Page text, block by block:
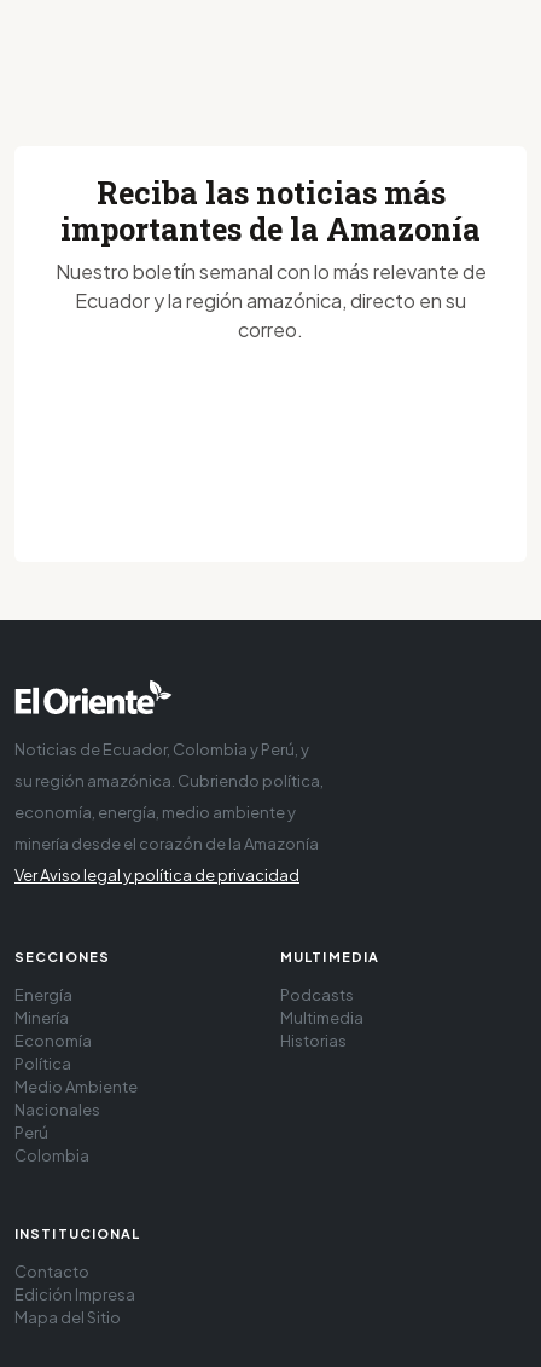
Reciba las noticias más
importantes de la Amazonía
Nuestro boletín semanal con lo más relevante de
Ecuador y la región amazónica, directo en su
correo.
Noticias de Ecuador, Colombia y Perú, y
su región amazónica. Cubriendo política,
economía, energía, medio ambiente y
minería desde el corazón de la Amazonía
Ver Aviso legal y política de privacidad
SECCIONES
Energía
Minería
Economía
Política
Medio Ambiente
Nacionales
Perú
Colombia
MULTIMEDIA
Podcasts
Multimedia
Historias
INSTITUCIONAL
Contacto
Edición Impresa
Mapa del Sitio